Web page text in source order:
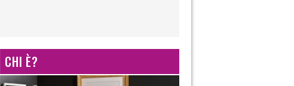
CHI È?